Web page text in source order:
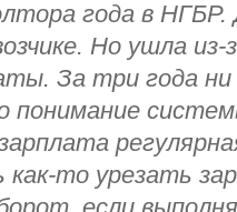
года в НГБР.
Но ушла из-
За три года
то урезать